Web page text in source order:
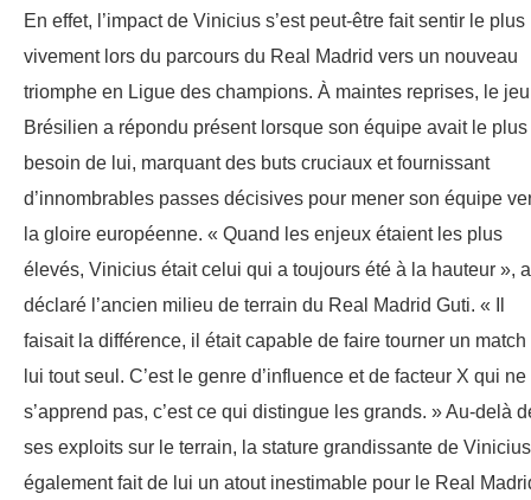
En effet, l’impact de Vinicius s’est peut-être fait sentir le plus
vivement lors du parcours du Real Madrid vers un nouveau
triomphe en Ligue des champions. À maintes reprises, le
Brésilien a répondu présent lorsque son équipe avait le plus
besoin de lui, marquant des buts cruciaux et fournissant
d’innombrables passes décisives pour mener son équipe
la gloire européenne. « Quand les enjeux étaient les plus
élevés, Vinicius était celui qui a toujours été à la hauteur », a
déclaré l’ancien milieu de terrain du Real Madrid Guti. « Il
faisait la différence, il était capable de faire tourner un match
lui tout seul. C’est le genre d’influence et de facteur X qui ne
s’apprend pas, c’est ce qui distingue les grands. » Au-delà
ses exploits sur le terrain, la stature grandissante de
également fait de lui un atout inestimable pour le Real